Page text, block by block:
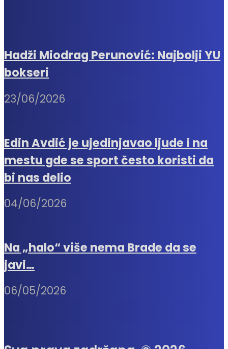
Hadži Miodrag Perunović: Najbolji YU
bokseri
23/06/2026
Edin Avdić je ujedinjavao ljude i na
mestu gde se sport često koristi da
bi nas delio
04/06/2026
Na „halo“ više nema Brade da se
javi…
06/05/2026